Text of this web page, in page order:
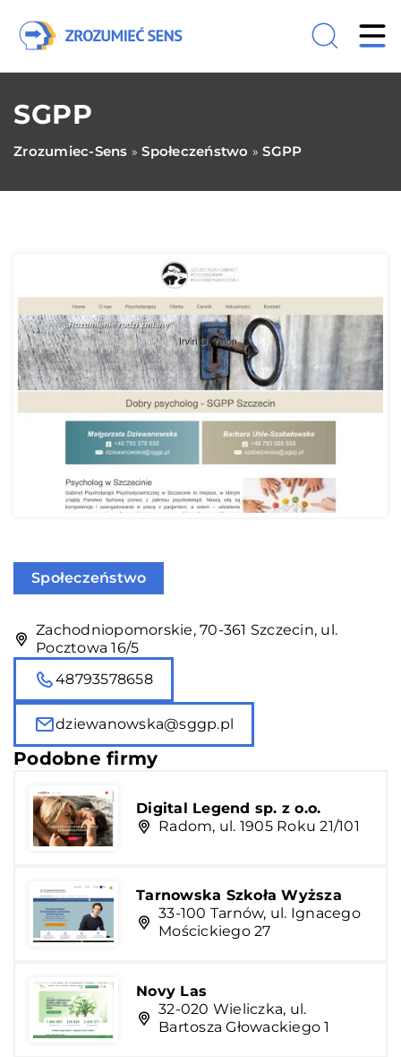
SGPP
Zrozumiec-Sens »Społeczeństwo »SGPP
Społeczeństwo
Zachodniopomorskie, 70-361 Szczecin, ul.
Pocztowa 16/5
48793578658
dziewanowska@sggp.pl
Podobne firmy
Digital Legend sp. z o.o.
Radom, ul. 1905 Roku 21/101
Tarnowska Szkoła Wyższa
33-100 Tarnów, ul. Ignacego
Mościckiego 27
Novy Las
32-020 Wieliczka, ul.
Bartosza Głowackiego 1